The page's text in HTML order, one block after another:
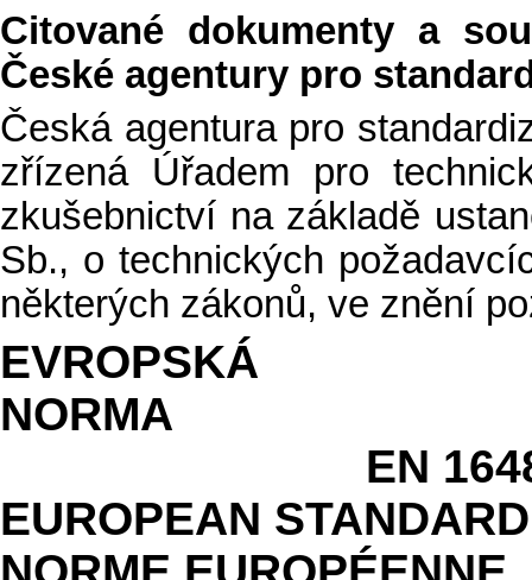
Citované dokumenty a
České agentury pro
Česká agentura pro
zřízená Úřadem pro
zkušebnictví na základě
Sb., o technických
některých zákonů, ve znění
EVROPSKÁ
EN
EUROPEAN STANDARD